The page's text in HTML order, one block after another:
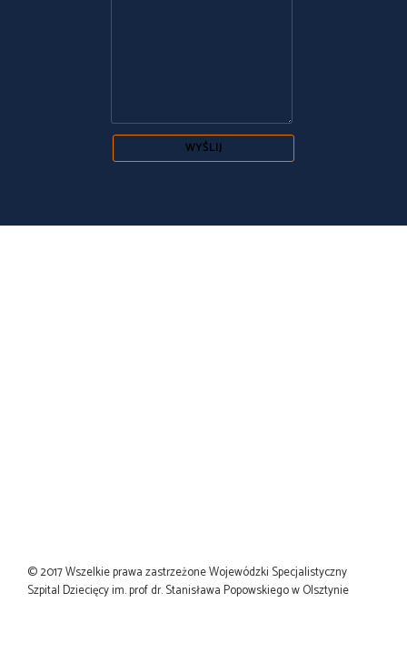
© 2017 Wszelkie prawa zastrzeżone Wojewódzki Specjalistyczny
Szpital Dziecięcy im. prof dr. Stanisława Popowskiego w Olsztynie